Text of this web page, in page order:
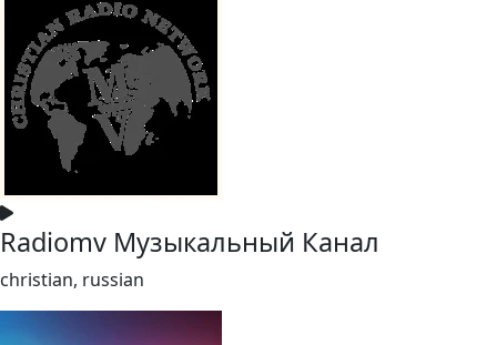
Radiomv Музыкальный Канал
christian, russian